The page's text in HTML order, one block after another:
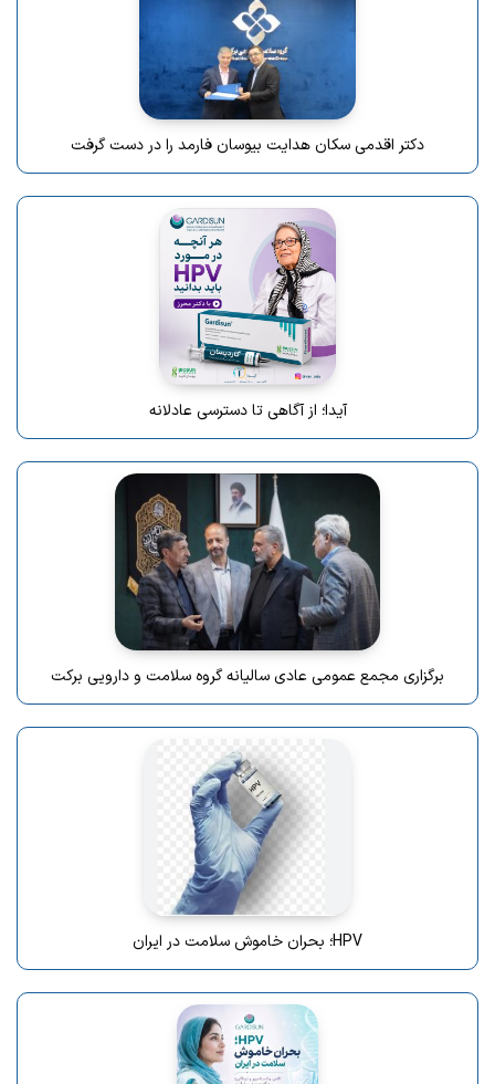
دکتر اقدمی سکان هدایت بیوسان فارمد را در دست گرفت
آیدا؛ از آگاهی تا دسترسی عادلانه
برگزاری مجمع عمومی عادی سالیانه گروه سلامت و دارویی برکت
HPV؛ بحران خاموش سلامت در ایران